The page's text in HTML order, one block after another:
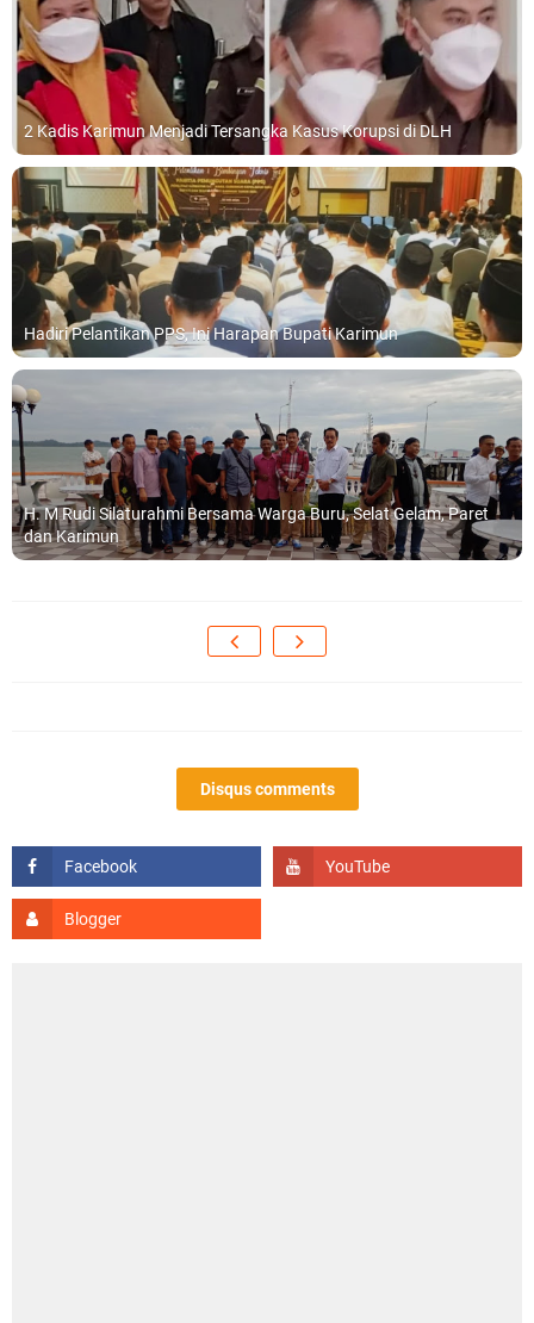
2 Kadis Karimun Menjadi Tersangka Kasus Korupsi di DLH
Hadiri Pelantikan PPS, Ini Harapan Bupati Karimun
H. M Rudi Silaturahmi Bersama Warga Buru, Selat Gelam, Paret
dan Karimun
Disqus comments